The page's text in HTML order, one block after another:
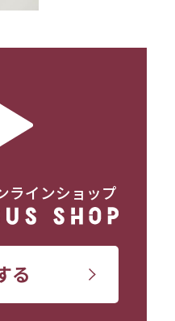
ラインショップ
る